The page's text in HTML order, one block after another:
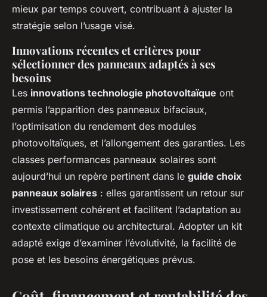
mieux par temps couvert, contribuant à ajuster la
stratégie selon l’usage visé.
Innovations récentes et critères pour
sélectionner des panneaux adaptés à ses
besoins
Les innovations technologie photovoltaïque ont
permis l’apparition des panneaux bifaciaux,
l’optimisation du rendement des modules
photovoltaïques, et l’allongement des garanties. Les
classes performances panneaux solaires sont
aujourd’hui un repère pertinent dans le guide choix
panneaux solaires : elles garantissent un retour sur
investissement cohérent et facilitent l’adaptation au
contexte climatique ou architectural. Adopter un kit
adapté exige d’examiner l’évolutivité, la facilité de
pose et les besoins énergétiques prévus.